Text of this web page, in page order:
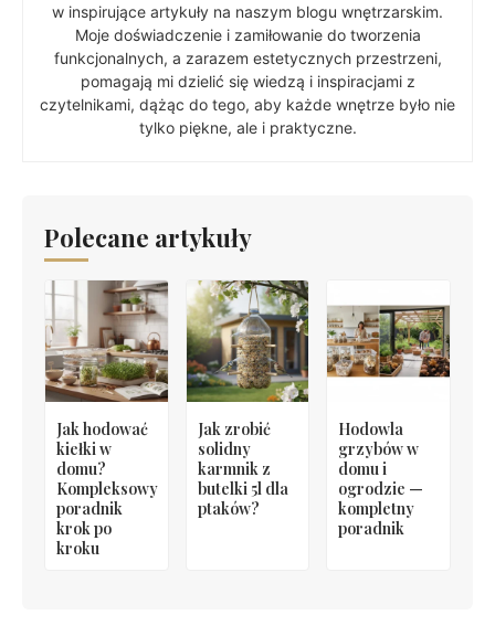
w inspirujące artykuły na naszym blogu wnętrzarskim.
Moje doświadczenie i zamiłowanie do tworzenia
funkcjonalnych, a zarazem estetycznych przestrzeni,
pomagają mi dzielić się wiedzą i inspiracjami z
czytelnikami, dążąc do tego, aby każde wnętrze było nie
tylko piękne, ale i praktyczne.
Polecane artykuły
Jak hodować
kiełki w
domu?
Kompleksowy
poradnik
krok po
kroku
Jak zrobić
solidny
karmnik z
butelki 5l dla
ptaków?
Hodowla
grzybów w
domu i
ogrodzie —
kompletny
poradnik